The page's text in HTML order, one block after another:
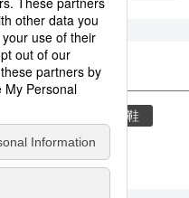
脫鞋
文學